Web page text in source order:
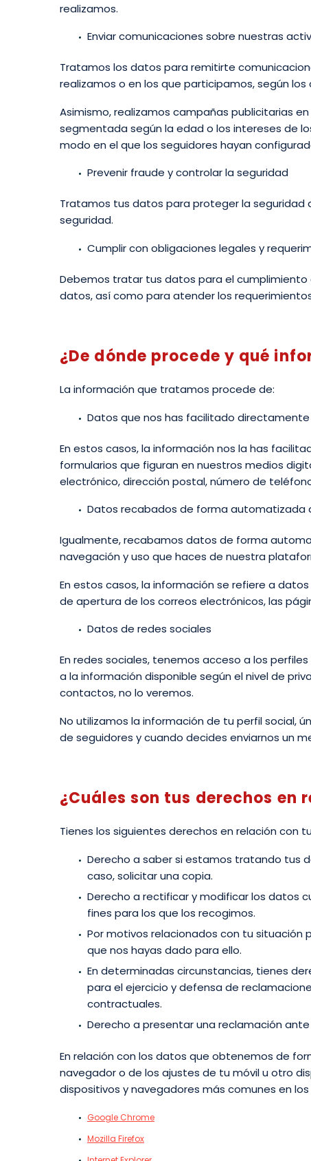
realizamos.
Enviar comunicaciones sobre nuestras
Tratamos los datos para remitirte
realizamos o en los que participamos, según
Asimismo, realizamos campañas publicitarias
segmentada según la edad o los intereses de
modo en el que los seguidores hayan
Prevenir fraude y controlar la seguridad
Tratamos tus datos para proteger la seguridad
seguridad.
Cumplir con obligaciones legales y
Debemos tratar tus datos para el
datos, así como para atender los
¿De dónde procede y qué
La información que tratamos procede de:
Datos que nos has facilitado directamente
En estos casos, la información nos la has
formularios que figuran en nuestros medios
electrónico, dirección postal, número de
Datos recabados de forma automatizada
Igualmente, recabamos datos de forma
navegación y uso que haces de nuestra
En estos casos, la información se refiere a
de apertura de los correos electrónicos, las
Datos de redes sociales
En redes sociales, tenemos acceso a los
a la información disponible según el nivel de
contactos, no lo veremos.
No utilizamos la información de tu perfil social,
de seguidores y cuando decides enviarnos un
¿Cuáles son tus derechos
Tienes los siguientes derechos en relación con
Derecho a saber si estamos tratando tus
caso, solicitar una copia.
Derecho a rectificar y modificar los datos
fines para los que los recogimos.
Por motivos relacionados con tu
que nos hayas dado para ello.
En determinadas circunstancias, tienes
para el ejercicio y defensa de
contractuales.
Derecho a presentar una reclamación
En relación con los datos que obtenemos de
navegador o de los ajustes de tu móvil u otro
dispositivos y navegadores más comunes en
Google Chrome
Mozilla Firefox